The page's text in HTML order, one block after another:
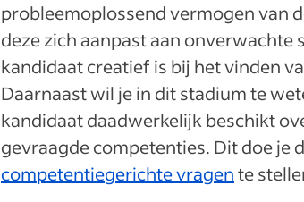
probleemoplossend vermogen van
deze zich aanpast aan onverwachte
kandidaat creatief is bij het vinden
Daarnaast wil je in dit stadium te
kandidaat daadwerkelijk beschikt
gevraagde competenties. Dit doe je
competentiegerichte vragente